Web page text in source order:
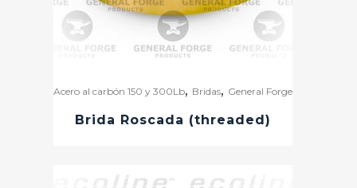
Acero al carbón 150 y 300Lb, Bridas, General Forge
Brida Roscada (threaded)